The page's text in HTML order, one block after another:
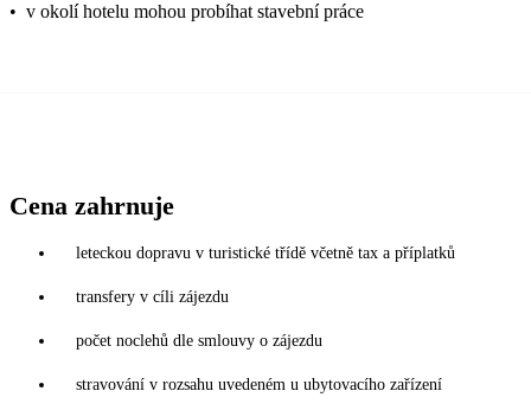
• v okolí hotelu mohou probíhat stavební práce
Cena zahrnuje
leteckou dopravu v turistické třídě včetně tax a příplatků
transfery v cíli zájezdu
počet noclehů dle smlouvy o zájezdu
stravování v rozsahu uvedeném u ubytovacího zařízení